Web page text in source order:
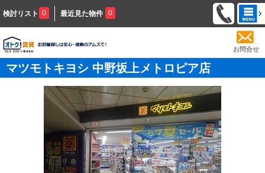
検討リスト 0 最近見た物件 0
お問合せ
マツモトキヨシ 中野坂上メトロピア店